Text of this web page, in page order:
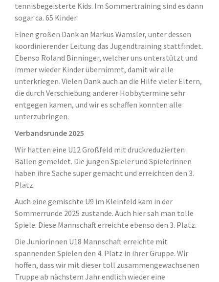
tennisbegeisterte Kids. Im Sommertraining sind es dann
sogar ca. 65 Kinder.
Einen großen Dank an Markus Wamsler, unter dessen
koordinierender Leitung das Jugendtraining stattfindet.
Ebenso Roland Binninger, welcher uns unterstützt und
immer wieder Kinder übernimmt, damit wir alle
unterkriegen. Vielen Dank auch an die Hilfe vieler Eltern,
die durch Verschiebung anderer Hobbytermine sehr
entgegen kamen, und wir es schaffen konnten alle
unterzubringen.
Verbandsrunde 2025
Wir hatten eine U12 Großfeld mit druckreduzierten
Bällen gemeldet. Die jungen Spieler und Spielerinnen
haben ihre Sache super gemacht und erreichten den 3.
Platz.
Auch eine gemischte U9 im Kleinfeld kam in der
Sommerrunde 2025 zustande. Auch hier sah man tolle
Spiele. Diese Mannschaft erreichte ebenso den 3. Platz.
Die Juniorinnen U18 Mannschaft erreichte mit
spannenden Spielen den 4. Platz in ihrer Gruppe. Wir
hoffen, dass wir mit dieser toll zusammengewachsenen
Truppe ab nächstem Jahr endlich wieder eine